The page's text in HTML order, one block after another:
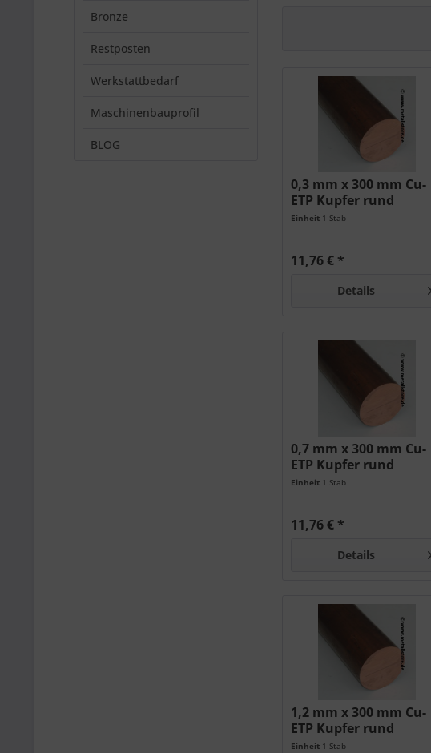
Bronze
Restposten
Werkstattbedarf
Maschinenbauprofil
BLOG
0,3 mm x 300 mm Cu-
ETP Kupfer rund
Einheit 1 Stab
11,76 € *
Details
0,7 mm x 300 mm Cu-
ETP Kupfer rund
Einheit 1 Stab
11,76 € *
Details
1,2 mm x 300 mm Cu-
ETP Kupfer rund
Einheit 1 Stab